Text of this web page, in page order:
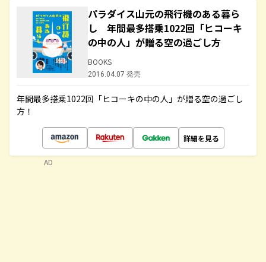
パラダイス山元の飛行機のある暮ら
し 年間最多搭乗1022回「ヒコーキ
の中の人」が贈る空の過ごし方
BOOKS
2016.04.07 発売
年間最多搭乗1022回「ヒコーキの中の人」が贈る空の過ごし
方！
詳細を見る
AD